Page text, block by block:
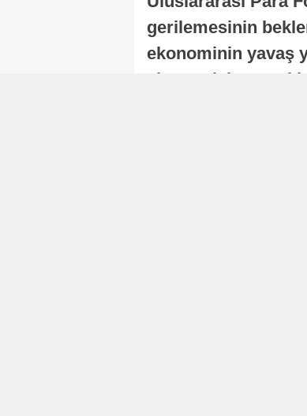
gerilemesinin
ekonominin yavaş
ekonomisi,